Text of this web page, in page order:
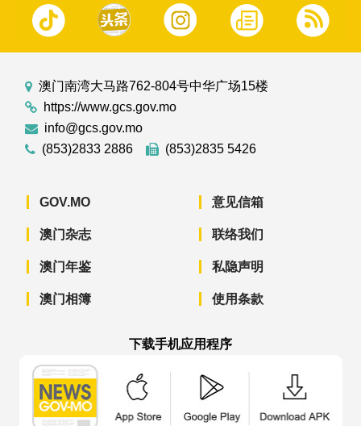
澳门南湾大马路762-804号中华广场15楼
https://www.gcs.gov.mo
info@gcs.gov.mo
(853)2833 2886
(853)2835 5426
GOV.MO
澳门杂志
澳门年鉴
澳门相簿
意见信箱
联络我们
私隐声明
使用条款
下载手机应用程序